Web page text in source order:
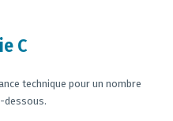
C
technique pour un nombre
dessous.